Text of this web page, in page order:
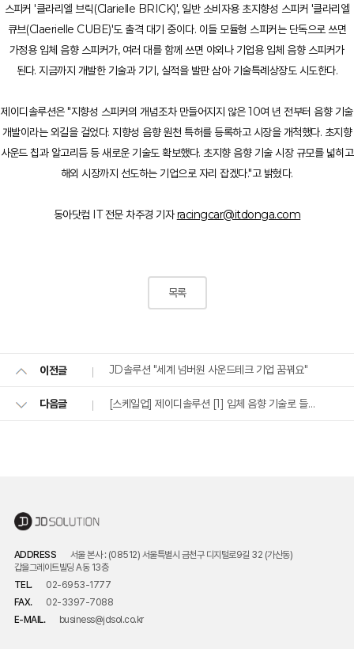
스피커 '클라리엘 브릭(Clarielle BRICK)', 일반 소비자용 초지향성 스피커 '클라리엘
큐브(Claerielle CUBE)'도 출격 대기 중이다. 이들 모듈형 스피커는 단독으로 쓰면
가정용 입체 음향 스피커가, 여러 대를 함께 쓰면 야외나 기업용 입체 음향 스피커가
된다. 지금까지 개발한 기술과 기기, 실적을 발판 삼아 기술특례상장도 시도한다.
제이디솔루션은 "지향성 스피커의 개념조차 만들어지지 않은 10여 년 전부터 음향 기술
개발이라는 외길을 걸었다. 지향성 음향 원천 특허를 등록하고 시장을 개척했다. 초지향
사운드 칩과 알고리듬 등 새로운 기술도 확보했다. 초지향 음향 기술 시장 규모를 넓히고
해외 시장까지 선도하는 기업으로 자리 잡겠다."고 밝혔다.
동아닷컴 IT 전문 차주경 기자racingcar@itdonga.com
목록
이전글 JD솔루션 "세계 넘버원 사운드테크 기업 꿈꿔요"
[스케일업] 제이디솔루션 [1] 입체 음향 기술로 들려주는 IOT ‘SOT’ 시대 연다
다음글
ADDRESS
서울 본사 : (08512) 서울특별시 금천구 디지털로9길 32 (가산동)
갑을그레이트빌딩 A동 13층
TEL.
02-6953-1777
FAX.
02-3397-7088
E-MAIL.
business@jdsol.co.kr